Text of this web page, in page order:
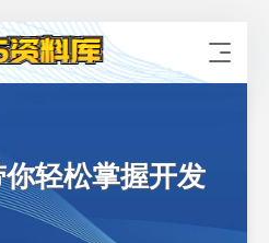
轻松掌握开发